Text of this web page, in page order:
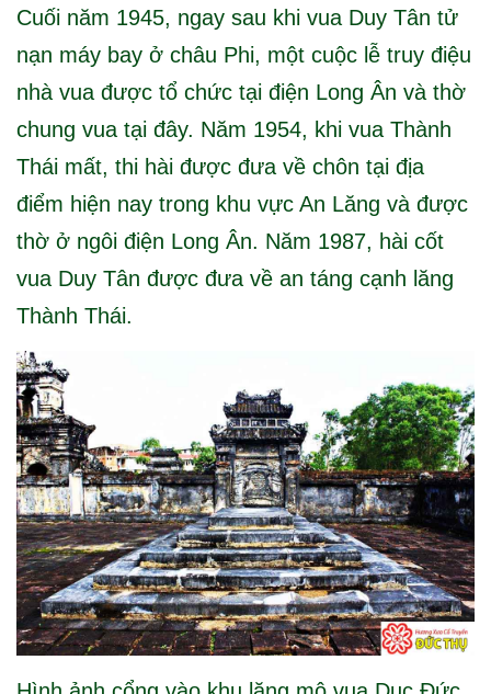
Cuối năm 1945, ngay sau khi vua Duy Tân tử
nạn máy bay ở châu Phi, một cuộc lễ truy điệu
nhà vua được tổ chức tại điện Long Ân và thờ
chung vua tại đây. Năm 1954, khi vua Thành
Thái mất, thi hài được đưa về chôn tại địa
điểm hiện nay trong khu vực An Lăng và được
thờ ở ngôi điện Long Ân. Năm 1987, hài cốt
vua Duy Tân được đưa về an táng cạnh lăng
Thành Thái.